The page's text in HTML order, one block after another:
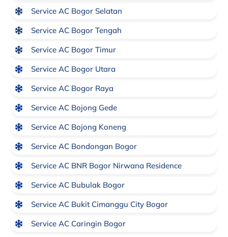
Service AC Bogor Selatan
Service AC Bogor Tengah
Service AC Bogor Timur
Service AC Bogor Utara
Service AC Bogor Raya
Service AC Bojong Gede
Service AC Bojong Koneng
Service AC Bondongan Bogor
Service AC BNR Bogor Nirwana Residence
Service AC Bubulak Bogor
Service AC Bukit Cimanggu City Bogor
Service AC Caringin Bogor